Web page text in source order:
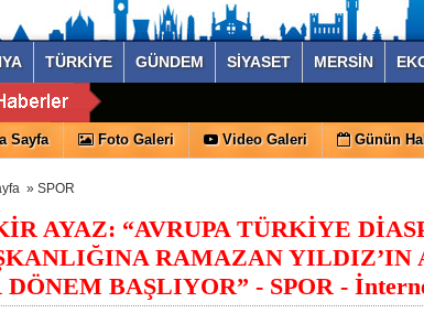
TÜRKİYE GÜNDEM SİYASET MERSİN
Sayfa Foto Galeri Video Galeri Günün
» SPOR
AYAZ: “AVRUPA TÜRKİYE
RAMAZAN YILDIZ’IN
BAŞLIYOR” - SPOR -